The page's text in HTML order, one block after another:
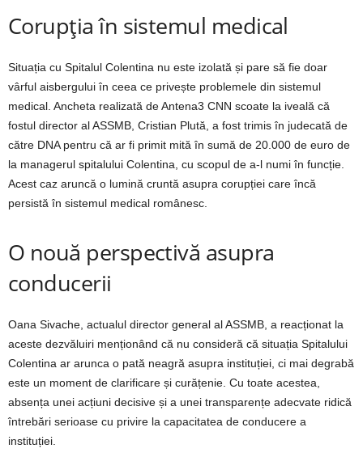
Corupția în sistemul medical
Situația cu Spitalul Colentina nu este izolată și pare să fie doar
vârful aisbergului în ceea ce privește problemele din sistemul
medical. Ancheta realizată de Antena3 CNN scoate la iveală că
fostul director al ASSMB, Cristian Plută, a fost trimis în judecată de
către DNA pentru că ar fi primit mită în sumă de 20.000 de euro de
la managerul spitalului Colentina, cu scopul de a-l numi în funcție.
Acest caz aruncă o lumină cruntă asupra corupției care încă
persistă în sistemul medical românesc.
O nouă perspectivă asupra
conducerii
Oana Sivache, actualul director general al ASSMB, a reacționat la
aceste dezvăluiri menționând că nu consideră că situația Spitalului
Colentina ar arunca o pată neagră asupra instituției, ci mai degrabă
este un moment de clarificare și curățenie. Cu toate acestea,
absența unei acțiuni decisive și a unei transparențe adecvate ridică
întrebări serioase cu privire la capacitatea de conducere a
instituției.